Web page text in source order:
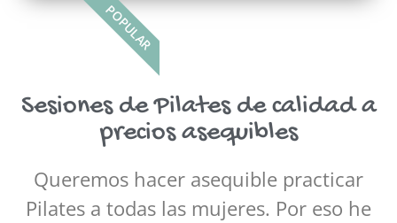
POPULAR
Sesiones de Pilates de calidad a
precios asequibles
Queremos hacer asequible practicar
Pilates a todas las mujeres. Por eso he